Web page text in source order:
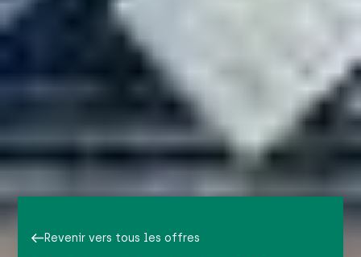
Revenir vers tous les offres